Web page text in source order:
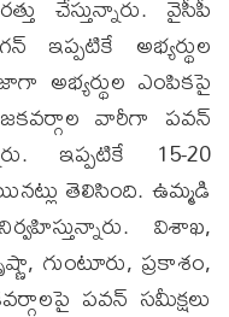
ఇప్పటికే అభ్యర్థుల
అభ్యర్థుల ఎంపికపై
వారీగా పవన్
ఇప్పటికే 15-20
తెలిసింది. ఉమ్మడి
విశాఖ,
గుంటూరు, ప్రకాశం,
పవన్ సమీక్షలు